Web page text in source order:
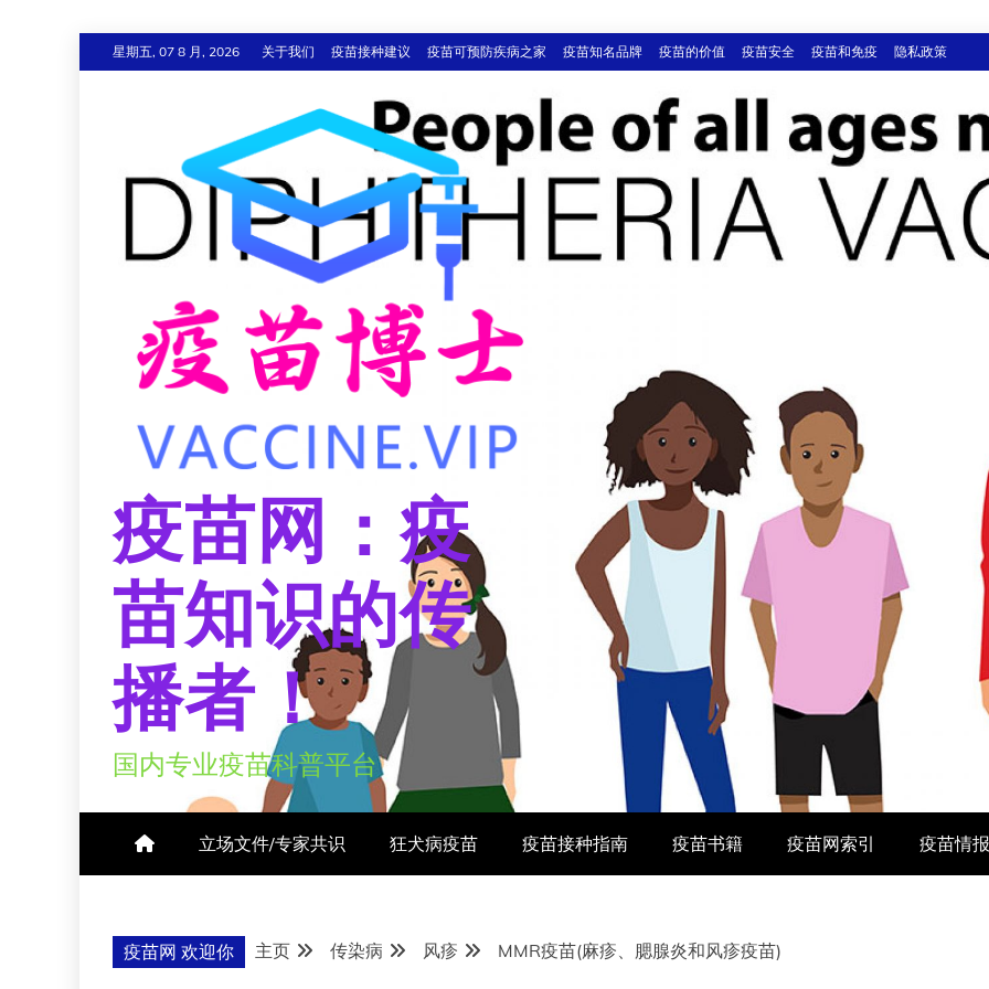
至
星期五, 07 8 月, 2026 关于我们 疫苗接种建议 疫苗可预防疾病之家 疫苗知名品牌 疫苗的价值 疫苗安全 疫苗和免疫 隐私政策
疫苗网：疫
苗知识的传
播者！
国内专业疫苗科普平台
立场文件/专家共识 狂犬病疫苗 疫苗接种指南 疫苗书籍 疫苗网索引 疫苗情
疫苗网 欢迎你 主页 传染病 风疹 MMR疫苗(麻疹、腮腺炎和风疹疫苗)